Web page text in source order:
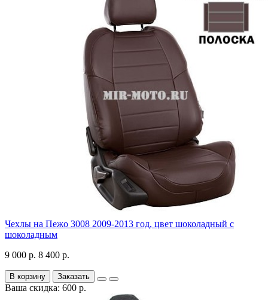
Чехлы на Пежо 3008 2009-2013 год, цвет шоколадный с
шоколадным
9 000 р. 8 400 р.
В корзину Заказать
Ваша скидка: 600 р.